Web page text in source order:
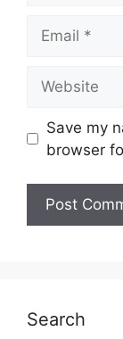
Save my
browser
Search